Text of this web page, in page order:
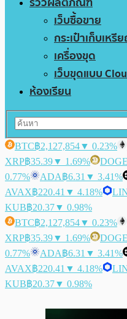
เว็บซื้อขาย
กระเป๋าเก็บเหรี
เครื่องขุด
เว็บขุดแบบ
ห้องเรียน
BTC฿2,127,854▼ 0.23%
XRP฿35.39▼ 1.69% DOGE
0.77%
ADA฿6.31 ▼ 3.41%
AVAX฿220.41 ▼ 4.18%
KUB฿20.37▼ 0.98%
BTC฿2,127,854▼ 0.23%
XRP฿35.39▼ 1.69% DOGE
0.77%
ADA฿6.31 ▼ 3.41%
AVAX฿220.41 ▼ 4.18%
KUB฿20.37▼ 0.98%